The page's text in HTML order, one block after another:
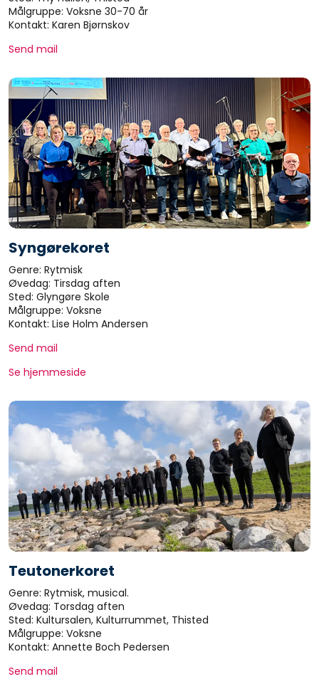
Målgruppe: Voksne 30-70 år
Kontakt: Karen Bjørnskov
Send mail
Syngørekoret
Genre: Rytmisk
Øvedag: Tirsdag aften
Sted: Glyngøre Skole
Målgruppe: Voksne
Kontakt: Lise Holm Andersen
Send mail
Se hjemmeside
Teutonerkoret
Genre: Rytmisk, musical.
Øvedag: Torsdag aften
Sted: Kultursalen, Kulturrummet, Thisted
Målgruppe: Voksne
Kontakt: Annette Boch Pedersen
Send mail